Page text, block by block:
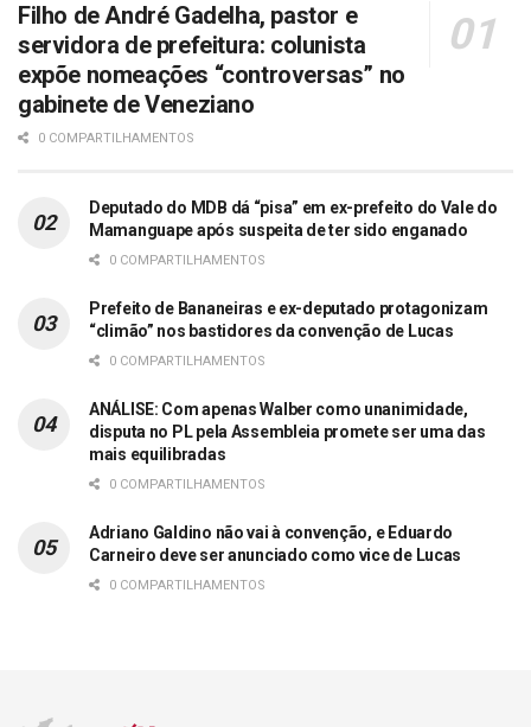
Filho de André Gadelha, pastor e
servidora de prefeitura: colunista
expõe nomeações “controversas” no
gabinete de Veneziano
0 COMPARTILHAMENTOS
Deputado do MDB dá “pisa” em ex-prefeito do Vale do
Mamanguape após suspeita de ter sido enganado
0 COMPARTILHAMENTOS
Prefeito de Bananeiras e ex-deputado protagonizam
“climão” nos bastidores da convenção de Lucas
0 COMPARTILHAMENTOS
ANÁLISE: Com apenas Walber como unanimidade,
disputa no PL pela Assembleia promete ser uma das
mais equilibradas
0 COMPARTILHAMENTOS
Adriano Galdino não vai à convenção, e Eduardo
Carneiro deve ser anunciado como vice de Lucas
0 COMPARTILHAMENTOS